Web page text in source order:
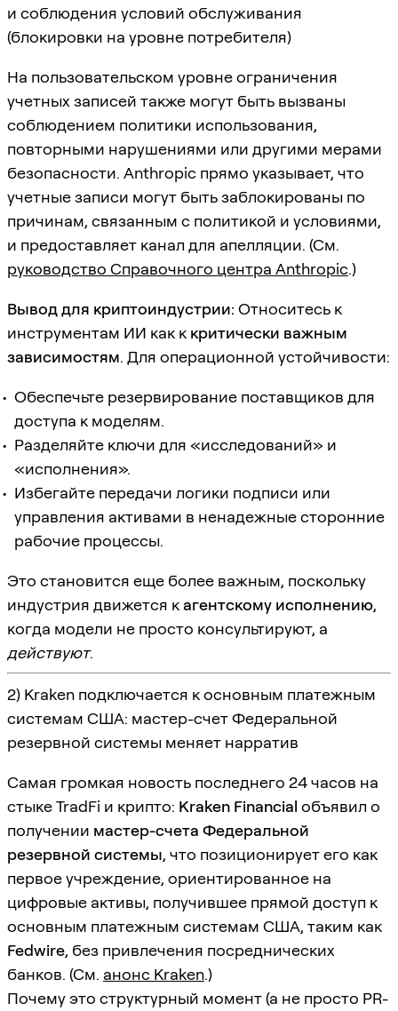
и соблюдения условий обслуживания
(блокировки на уровне потребителя)
На пользовательском уровне ограничения
учетных записей также могут быть вызваны
соблюдением политики использования,
повторными нарушениями или другими мерами
безопасности. Anthropic прямо указывает, что
учетные записи могут быть заблокированы по
причинам, связанным с политикой и условиями,
и предоставляет канал для апелляции. (См.
руководство Справочного центра Anthropic.)
Вывод для криптоиндустрии: Относитесь к
инструментам ИИ как к критически важным
зависимостям. Для операционной устойчивости:
Обеспечьте резервирование поставщиков для
доступа к моделям.
Разделяйте ключи для «исследований» и
«исполнения».
Избегайте передачи логики подписи или
управления активами в ненадежные сторонние
рабочие процессы.
Это становится еще более важным, поскольку
индустрия движется кагентскому исполнению,
когда модели не просто консультируют, а
действуют.
2) Kraken подключается к основным платежным
системам США: мастер-счет Федеральной
резервной системы меняет нарратив
Самая громкая новость последнего 24 часов на
стыке TradFi и крипто: Kraken Financial объявил о
получении мастер-счета Федеральной
резервной системы, что позиционирует его как
первое учреждение, ориентированное на
цифровые активы, получившее прямой доступ к
основным платежным системам США, таким как
Fedwire, без привлечения посреднических
банков. (См. анонс Kraken.)
Почему это структурный момент (а не просто PR-